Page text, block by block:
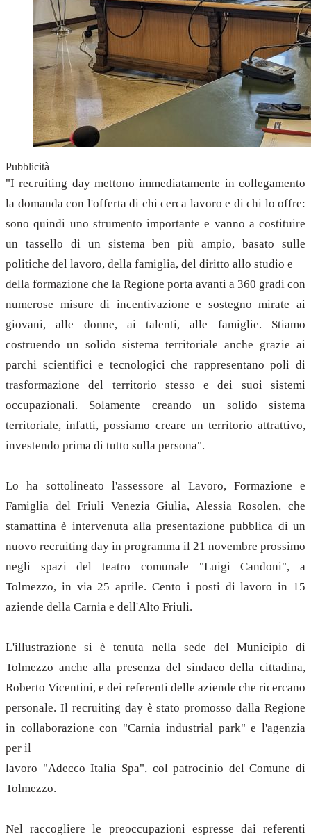
Pubblicità
"I recruiting day mettono immediatamente in collegamento
la domanda con l'offerta di chi cerca lavoro e di chi lo offre:
sono quindi uno strumento importante e vanno a costituire
un tassello di un sistema ben più ampio, basato sulle
politiche del lavoro, della famiglia, del diritto allo studio e
della formazione che la Regione porta avanti a 360 gradi con
numerose misure di incentivazione e sostegno mirate ai
giovani, alle donne, ai talenti, alle famiglie. Stiamo
costruendo un solido sistema territoriale anche grazie ai
parchi scientifici e tecnologici che rappresentano poli di
trasformazione del territorio stesso e dei suoi sistemi
occupazionali. Solamente creando un solido sistema
territoriale, infatti, possiamo creare un territorio attrattivo,
investendo prima di tutto sulla persona".
Lo ha sottolineato l'assessore al Lavoro, Formazione e
Famiglia del Friuli Venezia Giulia, Alessia Rosolen, che
stamattina è intervenuta alla presentazione pubblica di un
nuovo recruiting day in programma il 21 novembre prossimo
negli spazi del teatro comunale "Luigi Candoni", a
Tolmezzo, in via 25 aprile. Cento i posti di lavoro in 15
aziende della Carnia e dell'Alto Friuli.
L'illustrazione si è tenuta nella sede del Municipio di
Tolmezzo anche alla presenza del sindaco della cittadina,
Roberto Vicentini, e dei referenti delle aziende che ricercano
personale. Il recruiting day è stato promosso dalla Regione
in collaborazione con "Carnia industrial park" e l'agenzia
per il
lavoro "Adecco Italia Spa", col patrocinio del Comune di
Tolmezzo.
Nel raccogliere le preoccupazioni espresse dai referenti